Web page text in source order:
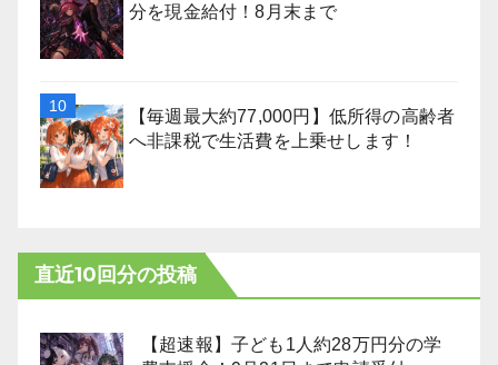
分を現金給付！8月末まで
【毎週最大約77,000円】低所得の高齢者
へ非課税で生活費を上乗せします！
直近10回分の投稿
【超速報】子ども1人約28万円分の学